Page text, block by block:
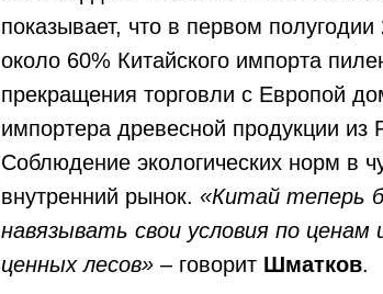
показывает, что в первом
около 60% Китайского импорта
прекращения торговли с Европой
импортера древесной продукции из
Соблюдение экологических норм в
внутренний рынок. «Китай теперь
навязывать свои условия по
ценных лесов» – говорит Шматков.